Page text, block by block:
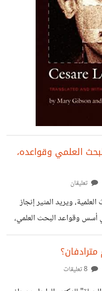
العلمي وقواعده،
تعليقان
ويريد المثير إنجاز
أسس وقواعد البحث العلمي،
تختص بالأبحاث العلمية،
منهم من يعرف
ومنهم من يعرف القليل